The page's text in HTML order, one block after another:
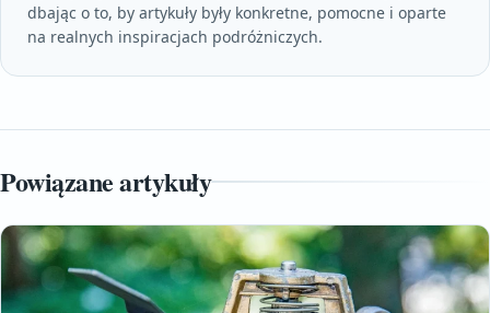
dbając o to, by artykuły były konkretne, pomocne i oparte
na realnych inspiracjach podróżniczych.
Powiązane artykuły